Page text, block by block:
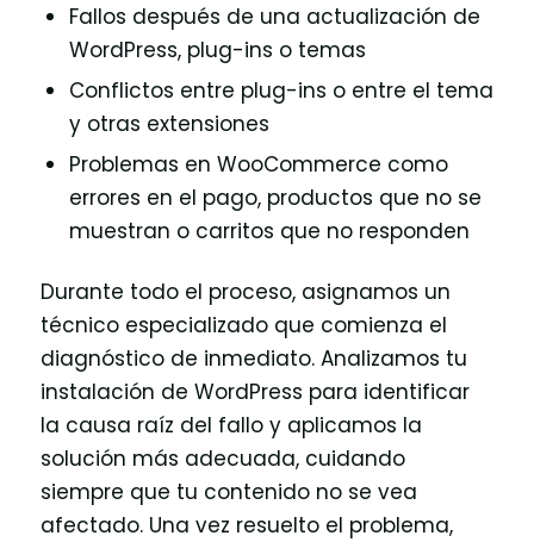
Fallos después de una actualización de
WordPress, plug-ins o temas
Conflictos entre plug-ins o entre el tema
y otras extensiones
Problemas en WooCommerce como
errores en el pago, productos que no se
muestran o carritos que no responden
Durante todo el proceso, asignamos un
técnico especializado que comienza el
diagnóstico de inmediato. Analizamos tu
instalación de WordPress para identificar
la causa raíz del fallo y aplicamos la
solución más adecuada, cuidando
siempre que tu contenido no se vea
afectado. Una vez resuelto el problema,